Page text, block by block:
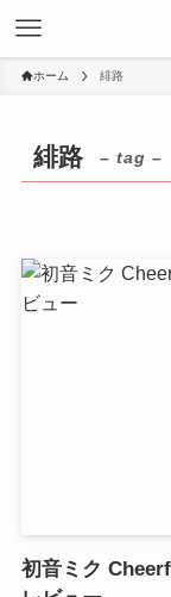
ホーム 緋路
緋路 – tag –
初音ミク